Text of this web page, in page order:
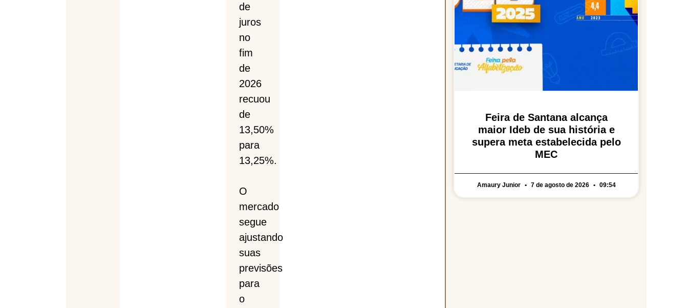
de
juros
no
fim
de
2026
recuou
de
13,50%
para
13,25%.
O
mercado
segue
ajustando
suas
previsões
para
o
Feira de Santana alcança
maior Ideb de sua história e
supera meta estabelecida pelo
MEC
Amaury Junior 7 de agosto de 2026 09:54